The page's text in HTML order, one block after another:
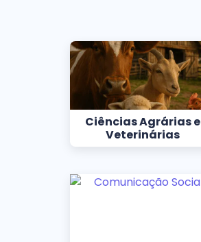
Ciências Agrárias e
Veterinárias